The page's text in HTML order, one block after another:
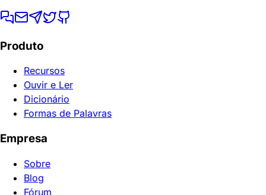
Produto
Recursos
Ouvir e Ler
Dicionário
Formas de Palavras
Empresa
Sobre
Blog
Fórum